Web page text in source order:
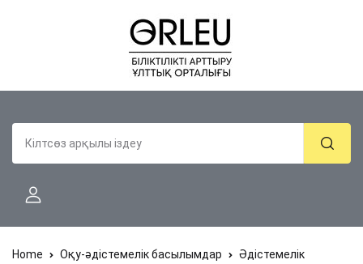
Home Оқу-әдістемелік басылымдар
Әдістемелік